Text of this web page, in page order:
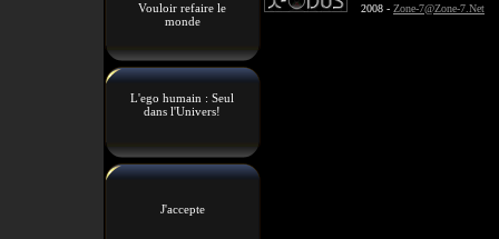
Vouloir refaire le
monde
L'ego humain : Seul
dans l'Univers!
J'accepte
2008 - Zone-7@Zone-7.Net